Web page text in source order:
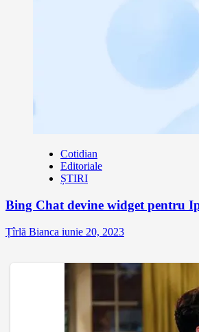
Cotidian
Editoriale
ȘTIRI
Bing Chat devine widget pentru
Țîrlă Bianca iunie 20, 2023